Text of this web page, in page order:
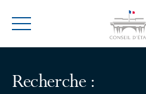
Menu
Recherche :